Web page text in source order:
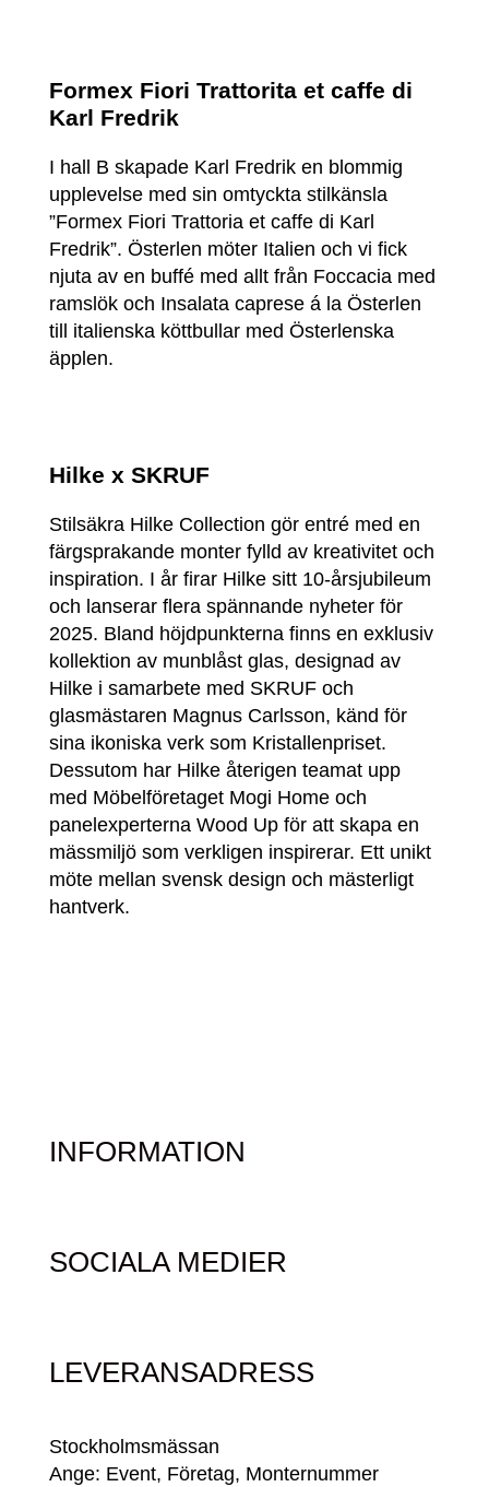
Formex Fiori Trattorita et caffe di
Karl Fredrik
I hall B skapade Karl Fredrik en blommig
upplevelse med sin omtyckta stilkänsla
”Formex Fiori Trattoria et caffe di Karl
Fredrik”. Österlen möter Italien och vi fick
njuta av en buffé med allt från Foccacia med
ramslök och Insalata caprese á la Österlen
till italienska köttbullar med Österlenska
äpplen.
Hilke x SKRUF
Stilsäkra Hilke Collection gör entré med en
färgsprakande monter fylld av kreativitet och
inspiration. I år firar Hilke sitt 10-årsjubileum
och lanserar flera spännande nyheter för
2025. Bland höjdpunkterna finns en exklusiv
kollektion av munblåst glas, designad av
Hilke i samarbete med SKRUF och
glasmästaren Magnus Carlsson, känd för
sina ikoniska verk som Kristallenpriset.
Dessutom har Hilke återigen teamat upp
med Möbelföretaget Mogi Home och
panelexperterna Wood Up för att skapa en
mässmiljö som verkligen inspirerar. Ett unikt
möte mellan svensk design och mästerligt
hantverk.
INFORMATION
SOCIALA MEDIER
LEVERANSADRESS
Stockholmsmässan
Ange: Event, Företag, Monternummer